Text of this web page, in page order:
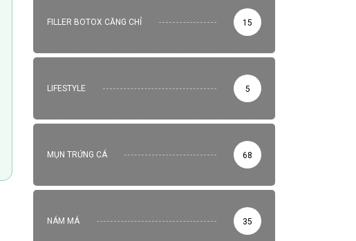
FILLER BOTOX CĂNG CHỈ 15
LIFESTYLE 5
MỤN TRỨNG CÁ 68
NÁM MÁ 35